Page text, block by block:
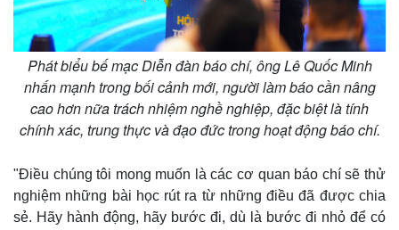
Phát biểu bế mạc Diễn đàn báo chí, ông Lê Quốc Minh
nhấn mạnh trong bối cảnh mới, người làm báo cần nâng
cao hơn nữa trách nhiệm nghề nghiệp, đặc biệt là tính
chính xác, trung thực và đạo đức trong hoạt động báo chí.
"Điều chúng tôi mong muốn là các cơ quan báo chí sẽ thử
nghiệm những bài học rút ra từ những điều đã được chia
sẻ. Hãy hành động, hãy bước đi, dù là bước đi nhỏ để có